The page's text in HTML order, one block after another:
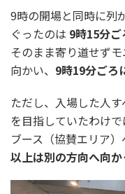
9時の開場と同時に列
ぐったのは 9時15分ご
そのまま寄り道せず
向かい、 9時19分ごろ
ただし、入場した人
を目指していたわけ
ブース（協賛エリア
以上は別の方向へ向